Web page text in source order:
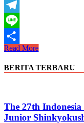
WhatsApp
Telegram
Line
Share
Suara
Agustus
2022
Read More
BERITA TERBARU
The 27th
Junior